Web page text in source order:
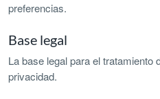
preferencias.
Base legal
La base legal para el
privacidad.